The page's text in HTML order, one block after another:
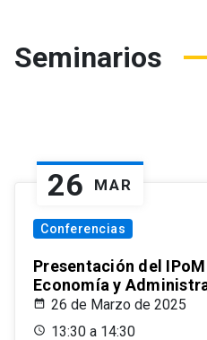
Seminarios
26 MAR
Conferencias
Presentación del
Economía y
26 de Marzo de 2025
13:30 a 14:30